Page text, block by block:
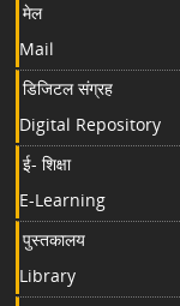
मेल
Mail
डिजिटल संग्रह
Digital Repository
ई- शिक्षा
E-Learning
पुस्तकालय
Library